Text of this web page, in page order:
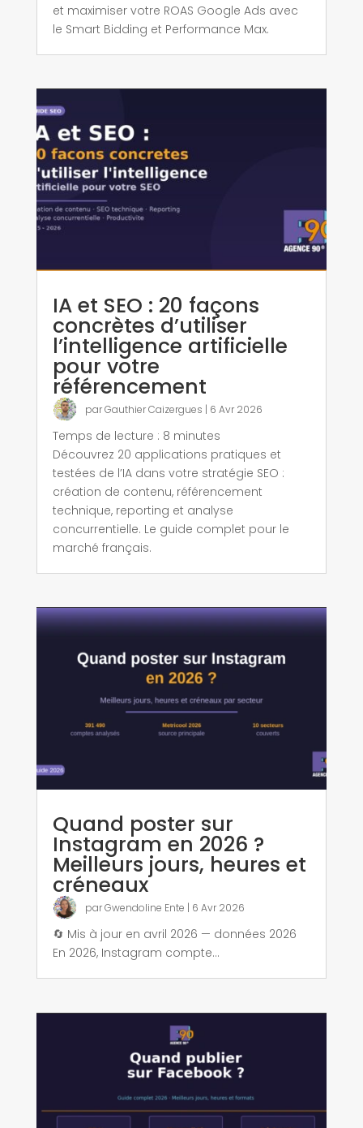
et maximiser votre ROAS Google Ads avec
le Smart Bidding et Performance Max.
IA et SEO : 20 façons
concrètes d’utiliser
l’intelligence artificielle
pour votre
référencement
parGauthier Caizergues | 6 Avr 2026
Temps de lecture : 8 minutes
Découvrez 20 applications pratiques et
testées de l’IA dans votre stratégie SEO :
création de contenu, référencement
technique, reporting et analyse
concurrentielle. Le guide complet pour le
marché français.
Quand poster sur
Instagram en 2026 ?
Meilleurs jours, heures et
créneaux
parGwendoline Ente | 6 Avr 2026
🔄 Mis à jour en avril 2026 — données 2026
En 2026, Instagram compte...